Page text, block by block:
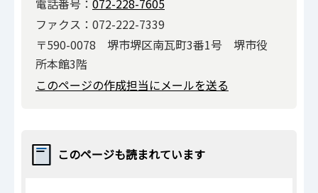
ファクス：072-222-7339
〒590-0078 堺市堺区南瓦町3番1号 堺市役
所本館3階
このページの作成担当にメールを送る
このページも読まれています